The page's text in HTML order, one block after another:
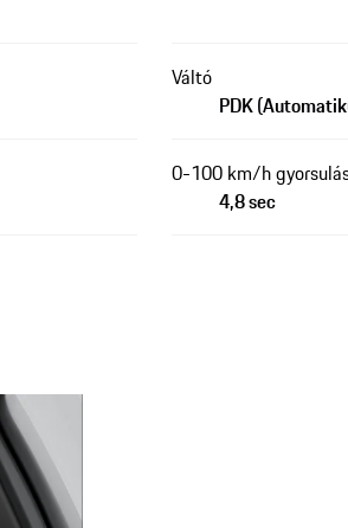
Váltó
PDK
0-100 km/h
4,8 sec